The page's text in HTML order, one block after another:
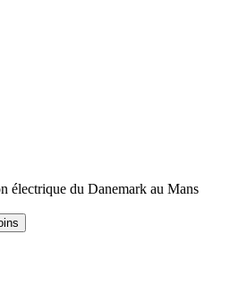
électrique du Danemark au Mans